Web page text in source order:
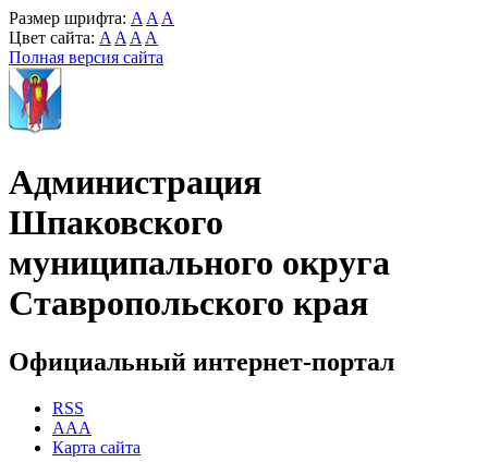
Размер шрифта: A A A
Цвет сайта: A A A A
Полная версия сайта
Администрация
Шпаковского
муниципального округа
Ставропольского края
Официальный интернет-портал
RSS
AAA
Карта сайта